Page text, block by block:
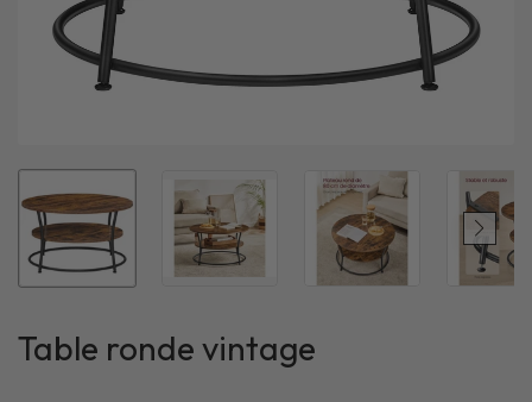
Table ronde vintage